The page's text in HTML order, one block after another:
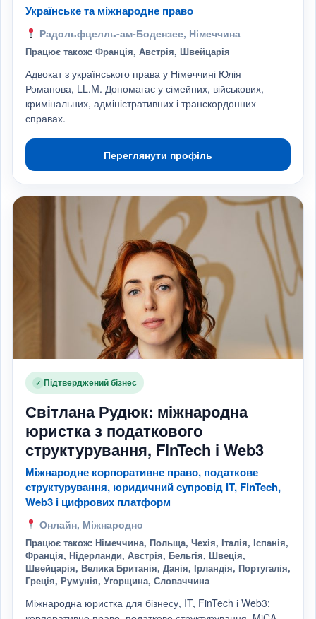
Українське та міжнародне право
Радольфцелль-ам-Бодензее, Німеччина
Працює також: Франція, Австрія, Швейцарія
Адвокат з українського права у Німеччині Юлія
Романова, LL.M. Допомагає у сімейних, військових,
кримінальних, адміністративних і транскордонних
справах.
Переглянути профіль
✓ Підтверджений бізнес
Світлана Рудюк: міжнародна
юристка з податкового
структурування, FinTech і Web3
Міжнародне корпоративне право, податкове
структурування, юридичний супровід IT, FinTech,
Web3 і цифрових платформ
Онлайн, Міжнародно
Працює також: Німеччина, Польща, Чехія, Італія, Іспанія,
Франція, Нідерланди, Австрія, Бельгія, Швеція,
Швейцарія, Велика Британія, Данія, Ірландія, Португалія,
Греція, Румунія, Угорщина, Словаччина
Міжнародна юристка для бізнесу, IT, FinTech і Web3: